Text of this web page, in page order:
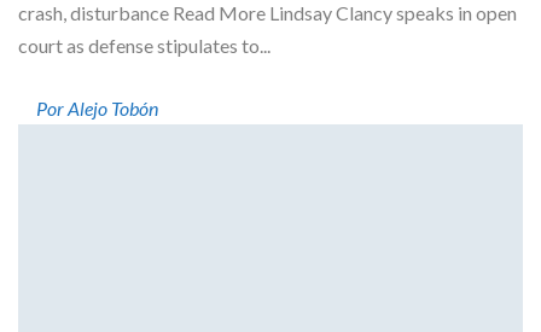
crash, disturbance Read More Lindsay Clancy speaks in open
court as defense stipulates to...
Por Alejo Tobón